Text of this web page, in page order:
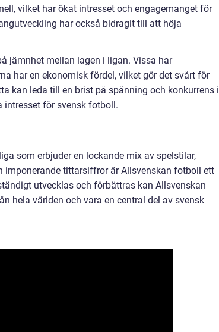
vilket har ökat intresset och engagemanget för
har också bidragit till att höja
jämnhet mellan lagen i ligan. Vissa har
har en ekonomisk fördel, vilket gör det svårt för
kan leda till en brist på spänning och konkurrens i
intresset för svensk fotboll.
som erbjuder en lockande mix av spelstilar,
imponerande tittarsiffror är Allsvenskan fotboll ett
utvecklas och förbättras kan Allsvenskan
hela världen och vara en central del av svensk